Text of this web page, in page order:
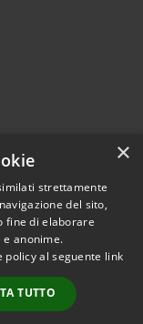
© 2026 • Comune di
Todi • Powered by
•
Accesso
redazione
×
strettamente
del sito,
fine di elaborare
anonime.
al seguente link
TUTTO